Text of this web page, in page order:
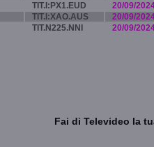
TIT.I:PX1.EUD
20/09/
TIT.I:XAO.AUS
20/09/
TIT.N225.NNI 20/09/
Fai di Televideo la